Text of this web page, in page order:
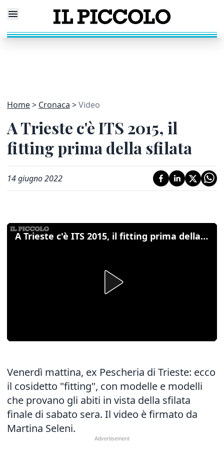
Home Cronaca Video
A Trieste c'è ITS 2015, il
fitting prima della sfilata
14 giugno 2022
A Trieste c'è ITS 2015, il fitting prima della sfilata
Venerdì mattina, ex Pescheria di Trieste: ecco
il cosidetto "fitting", con modelle e modelli
che provano gli abiti in vista della sfilata
finale di sabato sera. Il video è firmato da
Martina Seleni.